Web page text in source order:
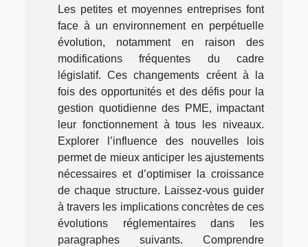
Les petites et moyennes entreprises font
face à un environnement en perpétuelle
évolution, notamment en raison des
modifications fréquentes du cadre
législatif. Ces changements créent à la
fois des opportunités et des défis pour la
gestion quotidienne des PME, impactant
leur fonctionnement à tous les niveaux.
Explorer l’influence des nouvelles lois
permet de mieux anticiper les ajustements
nécessaires et d’optimiser la croissance
de chaque structure. Laissez-vous guider
à travers les implications concrètes de ces
évolutions réglementaires dans les
paragraphes suivants. Comprendre